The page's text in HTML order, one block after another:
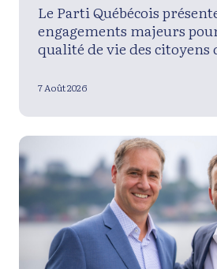
Le Parti Québécois
engagements majeurs
qualité de vie des citoyens
7 Août 2026